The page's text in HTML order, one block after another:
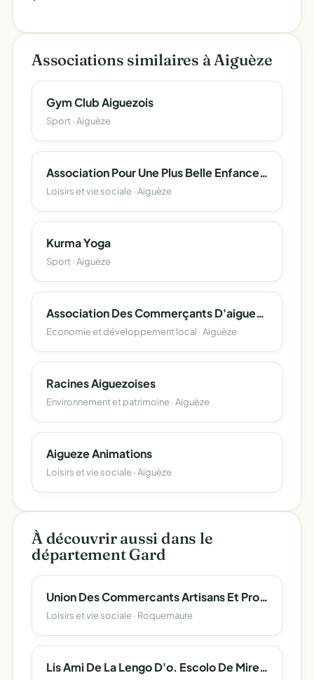
Associations similaires à Aiguèze
Gym Club Aiguezois
Sport · Aiguèze
Association Pour Une Plus Belle Enfance Apbe
Loisirs et vie sociale · Aiguèze
Kurma Yoga
Sport · Aiguèze
Association Des Commerçants D'aigueze
Economie et développement local · Aiguèze
Racines Aiguezoises
Environnement et patrimoine · Aiguèze
Aigueze Animations
Loisirs et vie sociale · Aiguèze
À découvrir aussi dans le
département Gard
Union Des Commercants Artisans Et Professions Liberales
Loisirs et vie sociale · Roquemaure
Lis Ami De La Lengo D'o. Escolo De Mireio.